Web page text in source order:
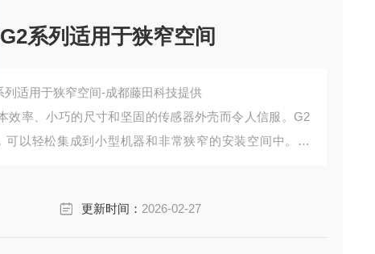
系列适用于狭窄空间
适用于狭窄空间-成都藤田科技提供
效率、小巧的尺寸和坚固的传感器外壳而令人信服。G2
以轻松集成到小型机器和非常狭窄的安装空间中。因
更新时间： 2026-02-27